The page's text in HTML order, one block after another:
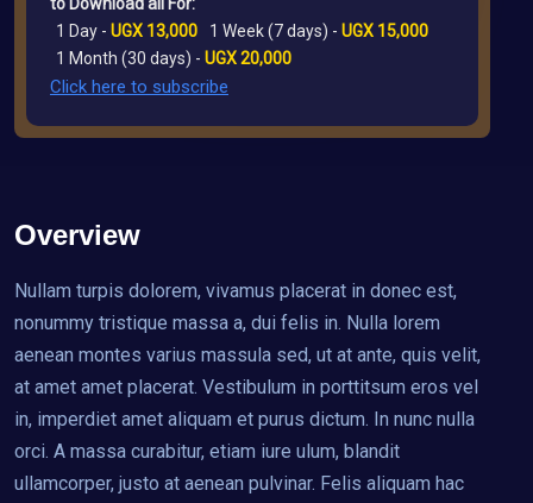
1 Day - UGX 13,000 1 Week (7 days) - UGX 15,000
1 Month (30 days) - UGX 20,000
Click here to subscribe
Overview
Nullam turpis dolorem, vivamus placerat in donec est,
nonummy tristique massa a, dui felis in. Nulla lorem
aenean montes varius massula sed, ut at ante, quis velit,
at amet amet placerat. Vestibulum in porttitsum eros vel
in, imperdiet amet aliquam et purus dictum. In nunc nulla
orci. A massa curabitur, etiam iure ulum, blandit
ullamcorper, justo at aenean pulvinar. Felis aliquam hac